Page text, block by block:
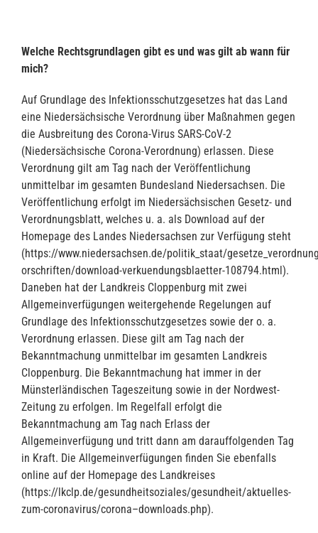
Welche Rechtsgrundlagen gibt es und was gilt ab wann für
mich?
Auf Grundlage des Infektionsschutzgesetzes hat das Land
eine Niedersächsische Verordnung über Maßnahmen gegen
die Ausbreitung des Corona-Virus SARS-CoV-2
(Niedersächsische Corona-Verordnung) erlassen. Diese
Verordnung gilt am Tag nach der Veröffentlichung
unmittelbar im gesamten Bundesland Niedersachsen. Die
Veröffentlichung erfolgt im Niedersächsischen Gesetz- und
Verordnungsblatt, welches u. a. als Download auf der
Homepage des Landes Niedersachsen zur Verfügung steht
(https://www.niedersachsen.de/politik_staat/
orschriften/download-verkuendungsblaetter-108794.html).
Daneben hat der Landkreis Cloppenburg mit zwei
Allgemeinverfügungen weitergehende Regelungen auf
Grundlage des Infektionsschutzgesetzes sowie der o. a.
Verordnung erlassen. Diese gilt am Tag nach der
Bekanntmachung unmittelbar im gesamten Landkreis
Cloppenburg. Die Bekanntmachung hat immer in der
Münsterländischen Tageszeitung sowie in der Nordwest-
Zeitung zu erfolgen. Im Regelfall erfolgt die
Bekanntmachung am Tag nach Erlass der
Allgemeinverfügung und tritt dann am darauffolgenden Tag
in Kraft. Die Allgemeinverfügungen finden Sie ebenfalls
online auf der Homepage des Landkreises
(https://lkclp.de/gesundheitsoziales/gesundheit/aktuelles-
zum-coronavirus/corona–downloads.php).